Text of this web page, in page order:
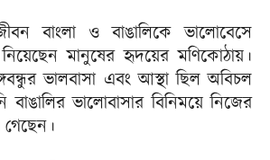
বাংলা ও বাঙালিকে ভালোবেসে
নিয়েছেন মানুষের হৃদয়ের মণিকোঠায়।
ভালবাসা এবং আস্থা ছিল অবিচল
ভালোবাসার বিনিময়ে নিজের